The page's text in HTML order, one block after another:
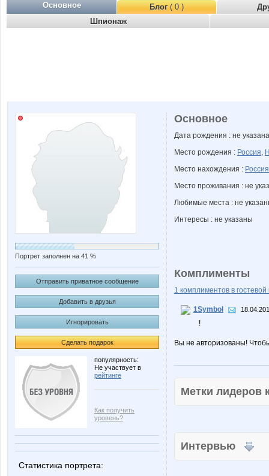
Основное Блог( 0 )
Шпионаж
Портрет заполнен на 41 %
Отправить приватное сообщение
Добавить в друзья
Игнорировать
Сделать подарок
популярность:
Не участвует в
рейтинге
Как получить
уровень?
Статистика портрета:
Основное
Дата рождения : не указана
Место рождения : Россия,
Место нахождения : Россия
Место проживания : не
Любимые места : не
Интересы : не указаны
Комплименты
1 комплиментов в гостевой
1Symbol
!
Вы не авторизованы!
Метки
Интервью